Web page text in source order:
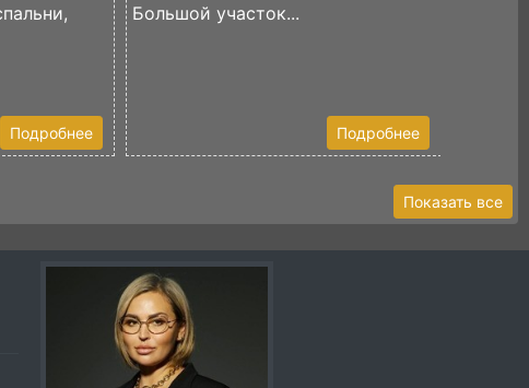
Подробнее
Большой участок...
Подробнее
Показать все